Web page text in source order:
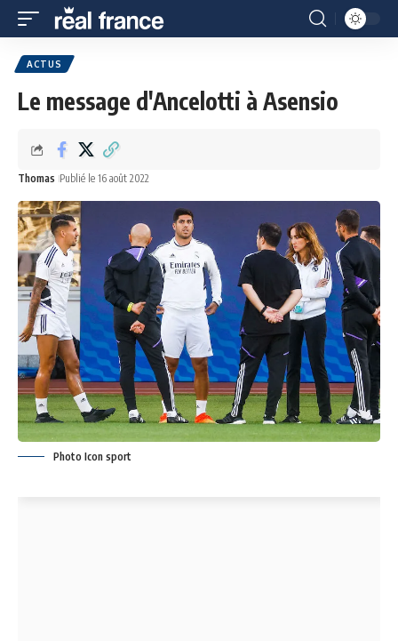
ACTUS
Le message d'Ancelotti à Asensio
Thomas Publié le 16 août 2022
Photo Icon sport